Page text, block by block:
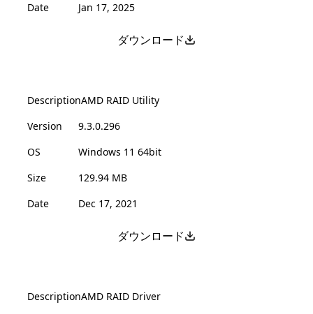
Date
Jan 17, 2025
ダウンロード
DescriptionAMD RAID Utility
Version
9.3.0.296
OS
Windows 11 64bit
Size
129.94 MB
Date
Dec 17, 2021
ダウンロード
DescriptionAMD RAID Driver